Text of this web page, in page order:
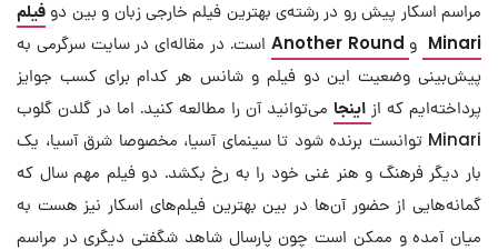
مراسم اسکار پیش رو در رشته‌ی بهترین فیلم خارجی زبان و بین دو فیلم
Minari و
است. در مقاله‌ای در سایت سرگرمی به
پیش‌بینی وضعیت این دو فیلم و شانس هر کدام برای کسب جوایز
پرداخته‌ایم که از اینجا می‌توانید آن را مطالعه کنید. اما در گلدن گلوب
Minari توانست برنده شود تا سینمای آسیا، مخصوصا شرق آسیا، یک
بار دیگر فرهنگ و هنر غنی خود را به رخ بکشد. دو فیلم مهم سال که
گمانه‌هایی از حضور آن‌ها در بین بهترین فیلم‌های اسکار نیز هست به
میان آمده و ممکن است چون پارسال شاهد شگفتی دیگری در مراسم